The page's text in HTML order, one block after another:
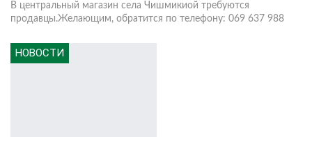
В центральный магазин села Чишмикиой требуются
продавцы.Желающим, обратится по телефону: 069 637 988
НОВОСТИ